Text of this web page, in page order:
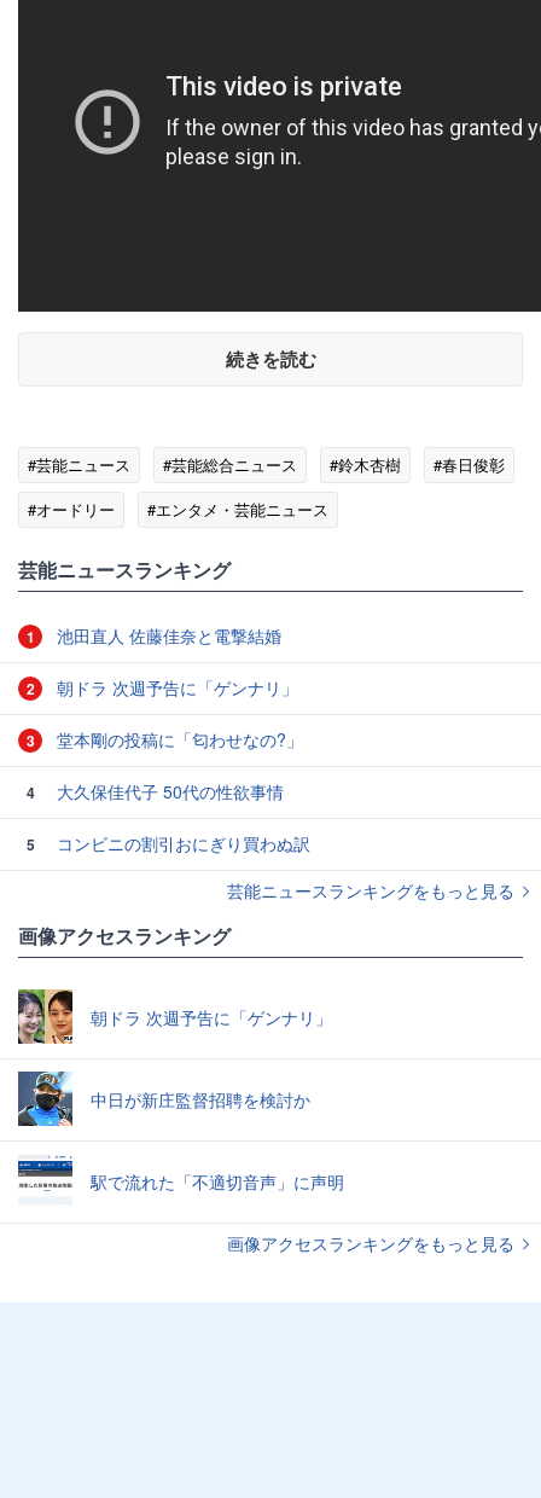
続きを読む
#芸能ニュース #芸能総合ニュース #鈴木杏樹
#春日俊彰
#オードリー
#エンタメ・芸能ニュース
芸能ニュースランキング
1 池田直人 佐藤佳奈と電撃結婚
2 朝ドラ 次週予告に「ゲンナリ」
3 堂本剛の投稿に「匂わせなの?」
4 大久保佳代子 50代の性欲事情
5
コンビニの割引おにぎり買わぬ訳
芸能ニュースランキングをもっと見る
画像アクセスランキング
朝ドラ 次週予告に「ゲンナリ」
中日が新庄監督招聘を検討か
駅で流れた「不適切音声」に声明
画像アクセスランキングをもっと見る